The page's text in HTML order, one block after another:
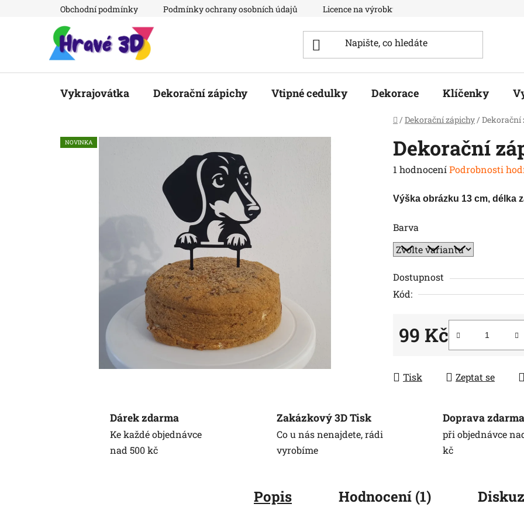
Obchodní podmínky Podmínky ochrany osobních údajů Licence na výrobky
Vykrajovátka Dekorační zápichy Vtipné cedulky Dekorace Klíčenky
Domů
/ Dekorační zápichy / Dekorační
Dekorační
Průměrné
produktu
5,0
z
hvězdiček.
1 hodnoceníPodrobnosti
Výška obrázku 13 cm, délka
Barva
Dostupnost
Kód:
99 Kč
Měrná cena:
Tisk
Zeptat se
NOVINKA
Dárek zdarma
Ke každé objednávce
nad 500 kč
Zakázkový 3D Tisk
Co u nás nenajdete, rádi
vyrobíme
Doprava zdarma
při objednávce
kč
Popis Hodnocení (1)